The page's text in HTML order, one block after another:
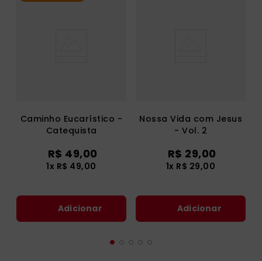
Caminho Eucarístico -
Catequista
R$ 49,00
1x R$ 49,00
Adicionar
Nossa Vida com Jesus
- Vol. 2
R$ 29,00
1x R$ 29,00
Adicionar